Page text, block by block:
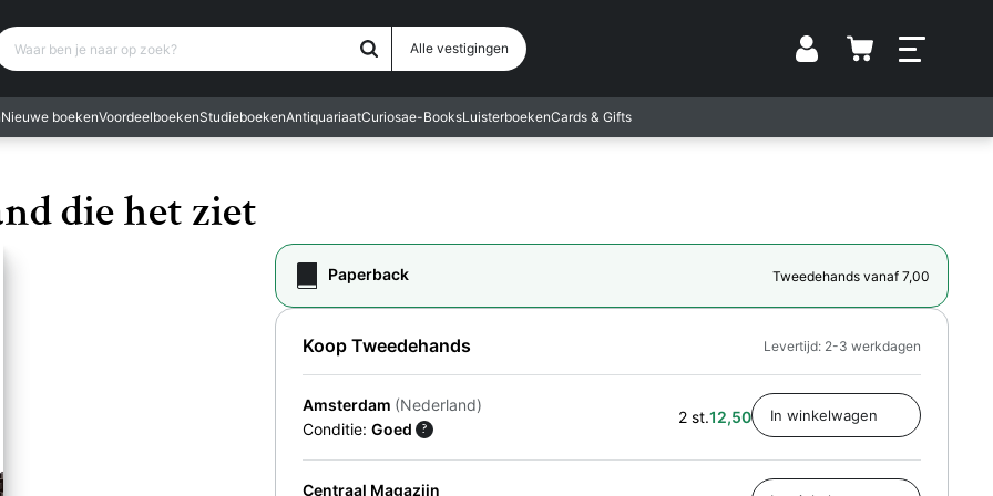
Alle vestigingen Vestiging
ben je naar op zoek?
Nieuwe boekenVoordeelboekenStudieboekenAntiquariaatCuriosae-BooksLuisterboekenCards & Gifts
die het ziet
Paperback Tweedehands vanaf 7,00
Koop Tweedehands
Amsterdam (Nederland)
Conditie: Goed ?
2 st.12,50
Centraal Magazijn
Levertijd: 2-3 werkdagen